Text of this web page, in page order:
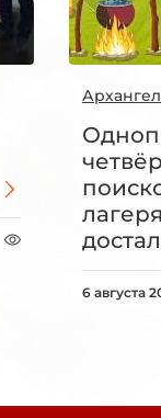
6 августа